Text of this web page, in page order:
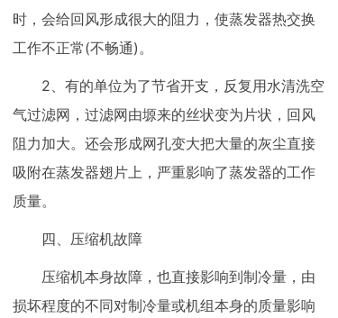
时，会给回风形成很大的阻力，使蒸发器热交换
工作不正常(不畅通)。
2、有的单位为了节省开支，反复用水清洗空
气过滤网，过滤网由塬来的丝状变为片状，回风
阻力加大。还会形成网孔变大把大量的灰尘直接
吸附在蒸发器翅片上，严重影响了蒸发器的工作
质量。
四、压缩机故障
压缩机本身故障，也直接影响到制冷量，由
损坏程度的不同对制冷量或机组本身的质量影响